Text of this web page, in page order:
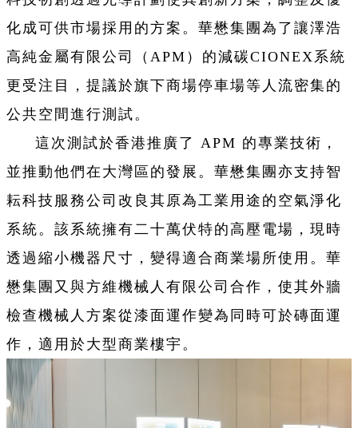
化成可供市場採用的方案。華懋集團為了讓澤浩
高純金屬有限公司（APM）的減碳CIONEX系統
更受注目，提議於旗下商場停車場等人流密集的
公共空間進行測試。
這次測試於香港推廣了 APM 的專業技術，
並推動他們在大灣區的發展。華懋集團亦支持智
耘科技服務公司改良其原為工業用途的空氣淨化
系統。該系統擁有二十萬伏特的高壓電場，現時
透過縮小機器尺寸，變得適合商業場所使用。華
懋集團又與方維機械人有限公司合作，使其外牆
檢查機械人方案從漆面運作變為同時可於磚面運
作，適用於大型商業樓宇。